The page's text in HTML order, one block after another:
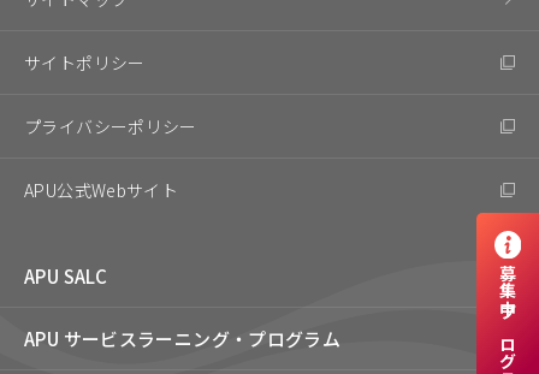
サイトポリシー
プライバシーポリシー
APU公式Webサイト
APU SALC
APU サービスラーニング・ プログラム 募集中プログラム